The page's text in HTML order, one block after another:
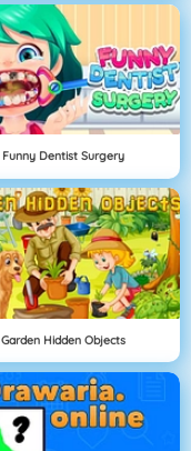
Funny Dentist Surgery
Garden Hidden Objects